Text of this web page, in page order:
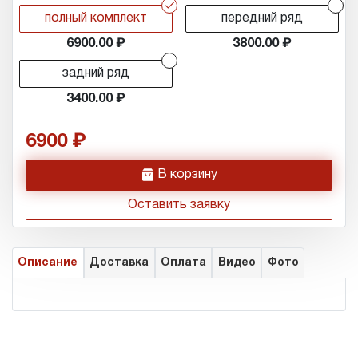
r
полный комплект
6900.00
передний ряд
3800.00
задний ряд
3400.00
6900
h В корзину
Оставить заявку
Описание Доставка Оплата Видео Фото